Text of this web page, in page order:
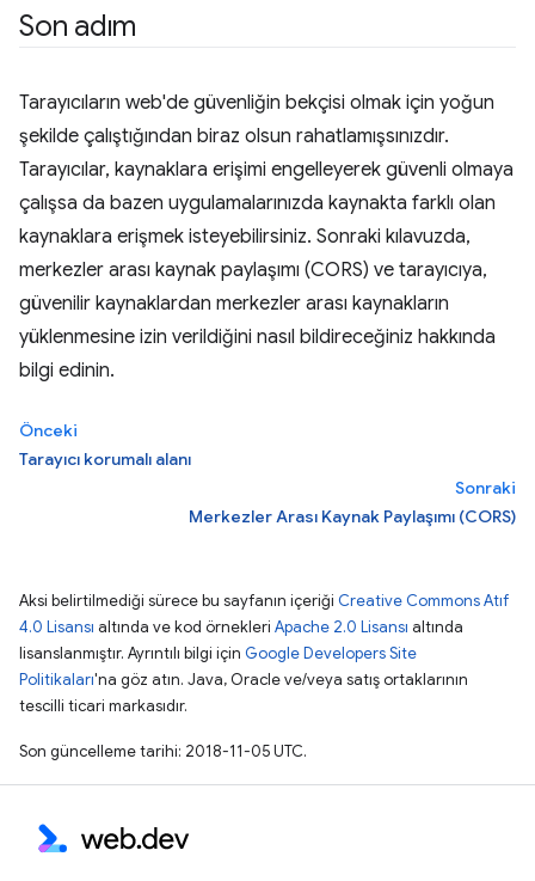
Son adım
Tarayıcıların web'de güvenliğin bekçisi olmak için yoğun
şekilde çalıştığından biraz olsun rahatlamışsınızdır.
Tarayıcılar, kaynaklara erişimi engelleyerek güvenli olmaya
çalışsa da bazen uygulamalarınızda kaynakta farklı olan
kaynaklara erişmek isteyebilirsiniz. Sonraki kılavuzda,
merkezler arası kaynak paylaşımı (CORS) ve tarayıcıya,
güvenilir kaynaklardan merkezler arası kaynakların
yüklenmesine izin verildiğini nasıl bildireceğiniz hakkında
bilgi edinin.
Önceki
Tarayıcı korumalı alanı
Sonraki
Merkezler Arası Kaynak Paylaşımı (CORS)
Aksi belirtilmediği sürece bu sayfanın içeriği Creative Commons Atıf
4.0 Lisansı altında ve kod örnekleri Apache 2.0 Lisansı altında
lisanslanmıştır. Ayrıntılı bilgi için Google Developers Site
Politikaları'na göz atın. Java, Oracle ve/veya satış ortaklarının
tescilli ticari markasıdır.
Son güncelleme tarihi: 2018-11-05 UTC.